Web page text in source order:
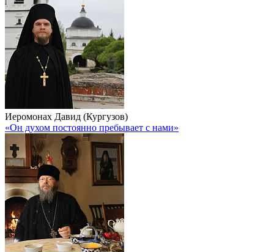
Иеромонах Давид (Кургузов)
«Он духом постоянно пребывает с нами»